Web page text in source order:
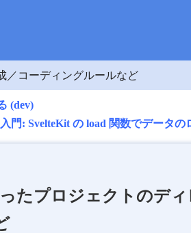
／コーディングルールなど
(dev)
入門: SvelteKit の load 関数でデータ
たプロジェクトのデ